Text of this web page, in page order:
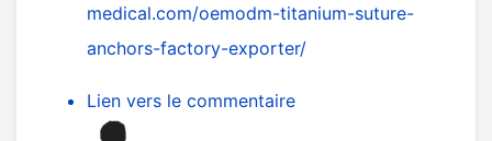
medical.com/oemodm-titanium-suture-
anchors-factory-exporter/
Lien vers le commentaire